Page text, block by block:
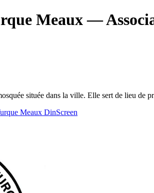
Meaux—
située dans la ville. Elle sert de lieu de
Meaux DinScreen